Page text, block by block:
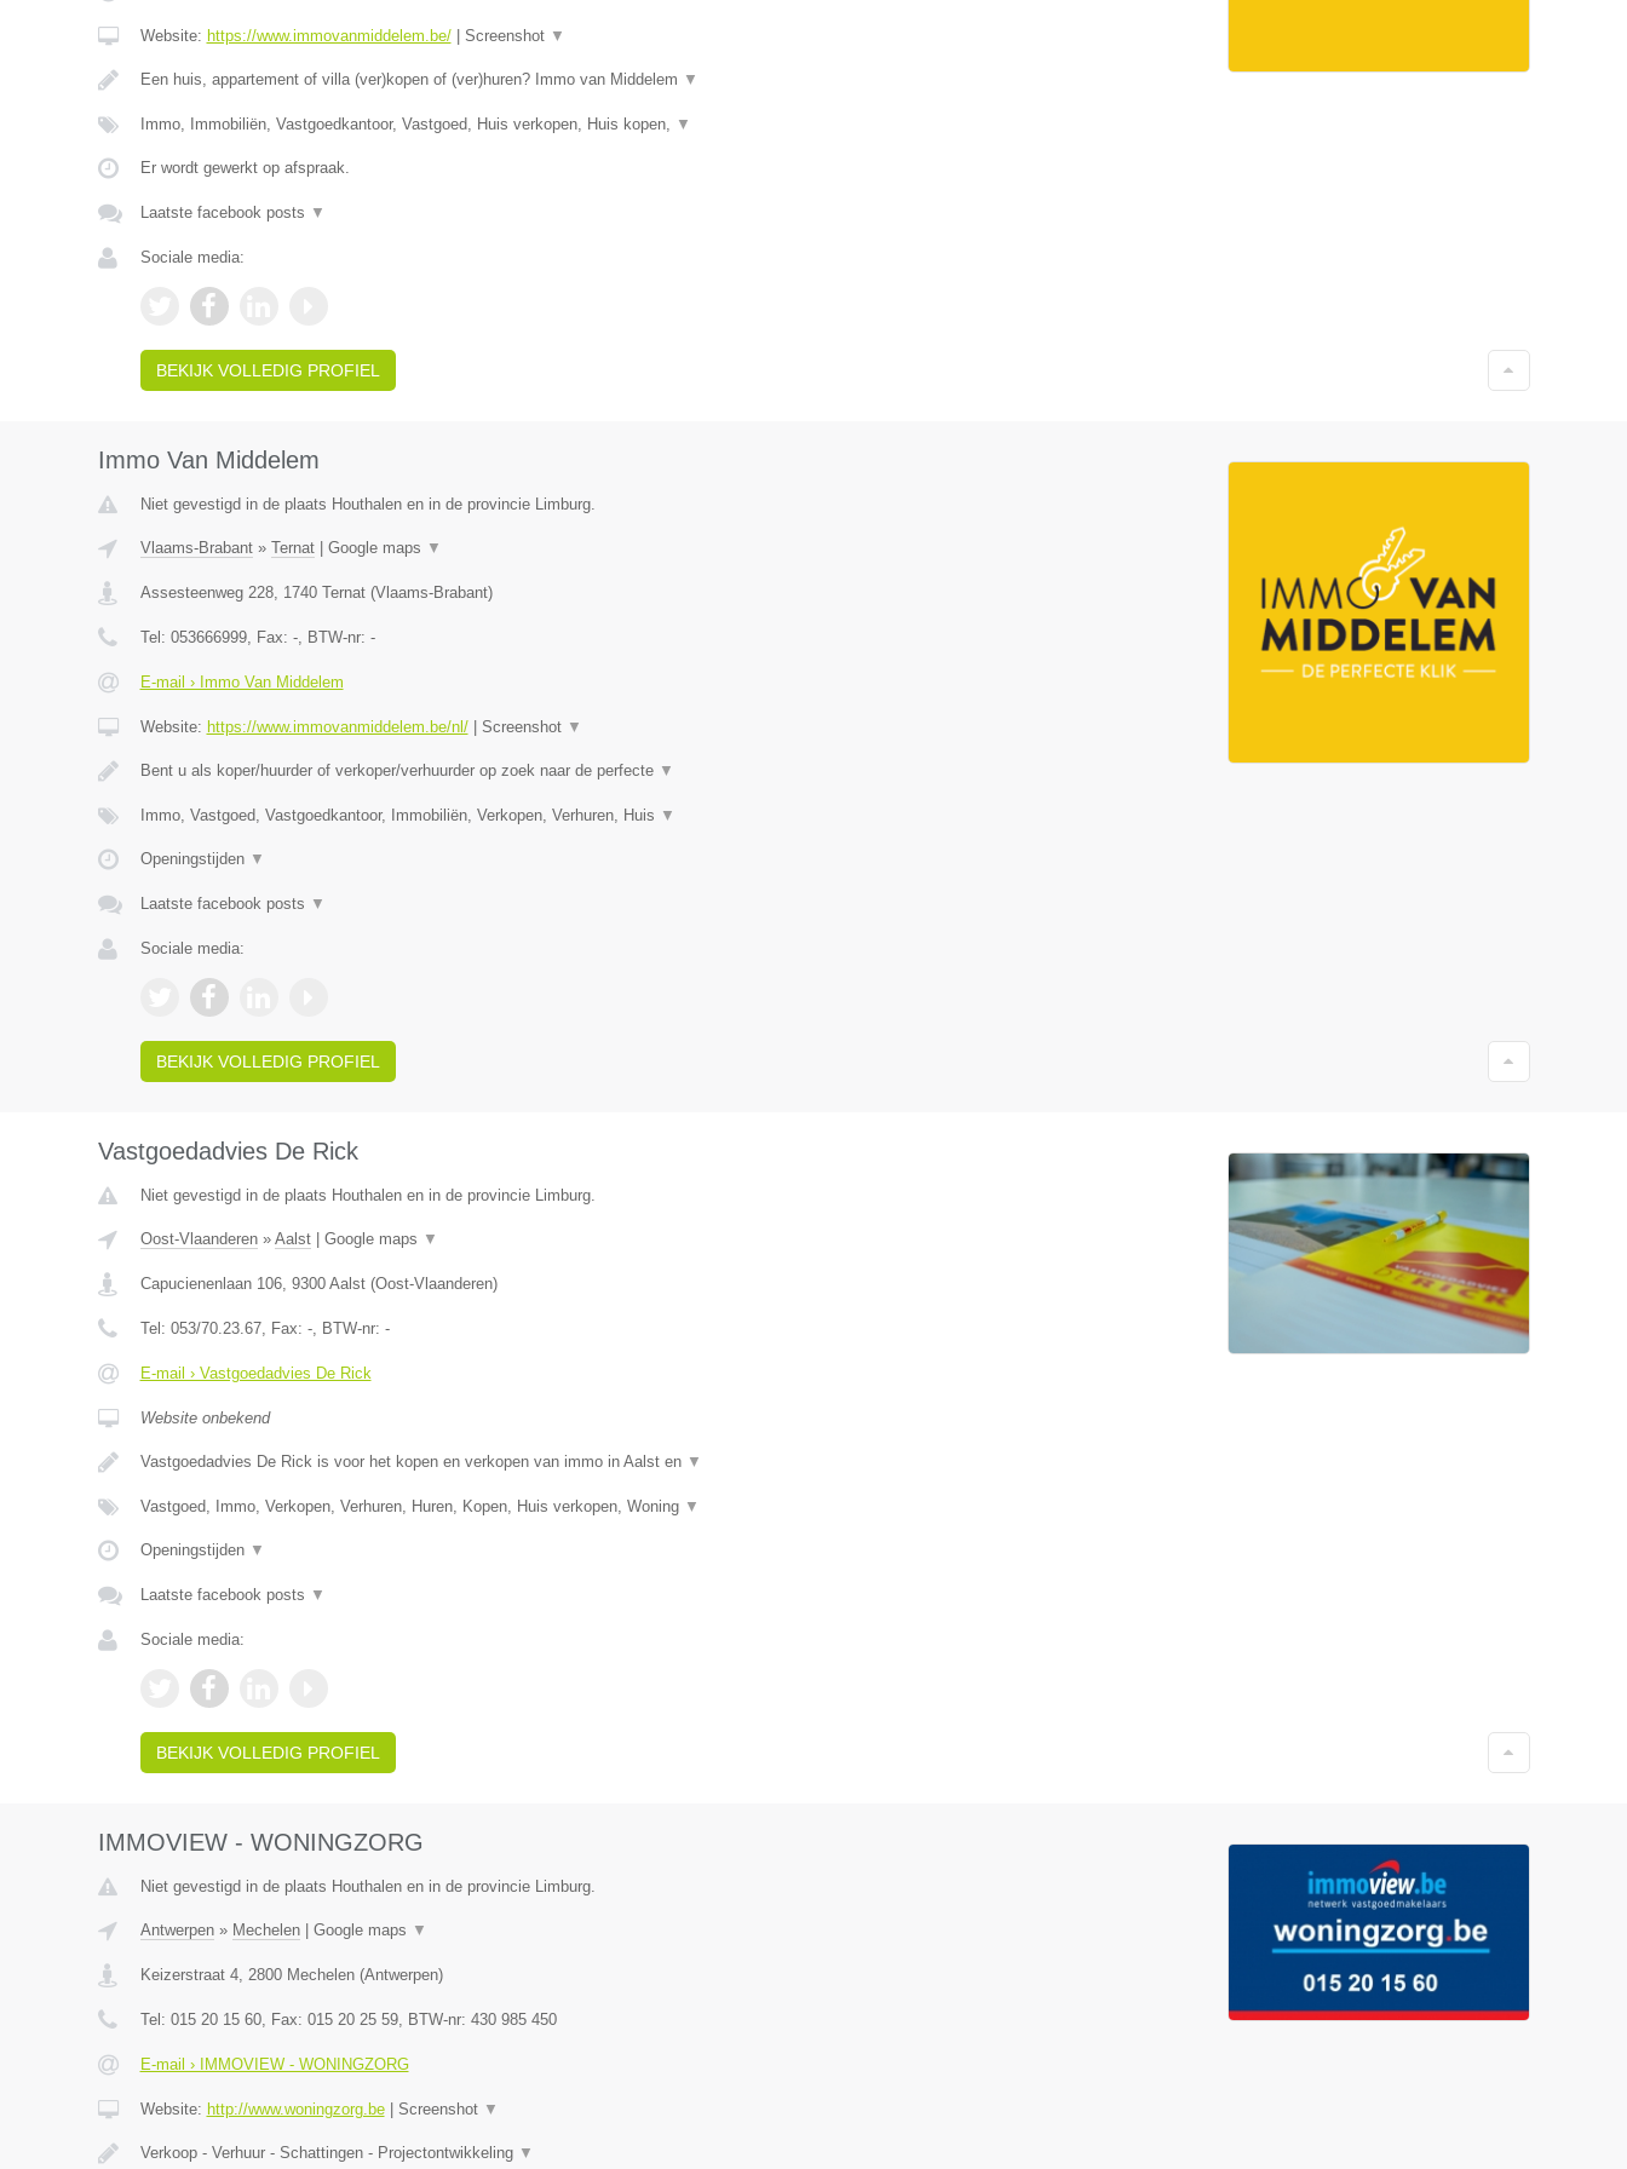
Website: https://www.immovanmiddelem.be/| Screenshot ▼
Een huis, appartement of villa (ver)kopen of (ver)huren? Immo van Middelem ▼
Immo, Immobiliën, Vastgoedkantoor, Vastgoed, Huis verkopen, Huis kopen, ▼
Er wordt gewerkt op afspraak.
Laatste facebook posts ▼
Sociale media:
BEKIJK VOLLEDIG PROFIEL
Immo Van Middelem
Niet gevestigd in de plaats Houthalen en in de provincie Limburg.
Vlaams-Brabant» Ternat| Google maps ▼
Assesteenweg 228, 1740 Ternat(Vlaams-Brabant)
Tel: 053666999, Fax: -, BTW-nr: -
E-mail › Immo Van Middelem
Website: https://www.immovanmiddelem.be/nl/| Screenshot ▼
Bent u als koper/huurder of verkoper/verhuurder op zoek naar de perfecte ▼
Immo, Vastgoed, Vastgoedkantoor, Immobiliën, Verkopen, Verhuren, Huis ▼
Openingstijden ▼
Laatste facebook posts ▼
Sociale media:
BEKIJK VOLLEDIG PROFIEL
Vastgoedadvies De Rick
Niet gevestigd in de plaats Houthalen en in de provincie Limburg.
Oost-Vlaanderen» Aalst| Google maps ▼
Capucienenlaan 106, 9300 Aalst(Oost-Vlaanderen)
Tel: 053/70.23.67, Fax: -, BTW-nr: -
E-mail › Vastgoedadvies De Rick
Website onbekend
Vastgoedadvies De Rick is voor het kopen en verkopen van immo in Aalst en ▼
Vastgoed, Immo, Verkopen, Verhuren, Huren, Kopen, Huis verkopen, Woning ▼
Openingstijden ▼
Laatste facebook posts ▼
Sociale media:
BEKIJK VOLLEDIG PROFIEL
IMMOVIEW - WONINGZORG
Niet gevestigd in de plaats Houthalen en in de provincie Limburg.
Antwerpen» Mechelen| Google maps ▼
Keizerstraat 4, 2800 Mechelen(Antwerpen)
Tel: 015 20 15 60, Fax: 015 20 25 59, BTW-nr: 430 985 450
E-mail › IMMOVIEW - WONINGZORG
Website: http://www.woningzorg.be| Screenshot ▼
Verkoop - Verhuur - Schattingen - Projectontwikkeling ▼